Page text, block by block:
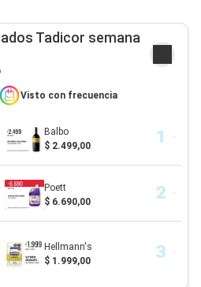
Tadicor semana
Visto con frecuencia
Balbo
$ 2.499,00
Poett
$ 6.690,00
Hellmann's
$ 1.999,00